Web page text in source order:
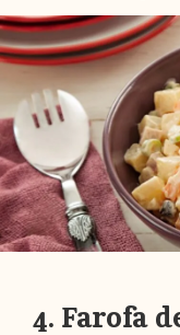
4. Farofa